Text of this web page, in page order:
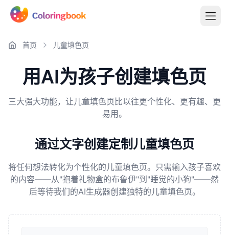
首页 儿童填色页
用AI为孩子创建填色页
三大强大功能，让儿童填色页比以往更个性化、更有趣、更
易用。
通过文字创建定制儿童填色页
将任何想法转化为个性化的儿童填色页。只需输入孩子喜欢
的内容——从"抱着礼物盒的布鲁伊"到"睡觉的小狗"——然
后等待我们的AI生成器创建独特的儿童填色页。